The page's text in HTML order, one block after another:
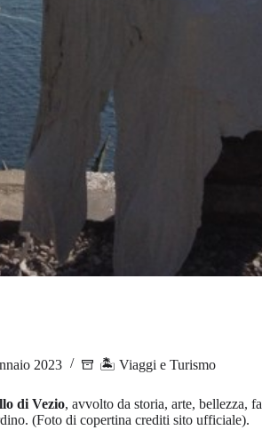
2023 🏝️ Viaggi e Turismo
di Vezio, avvolto da storia, arte, bellezza,
(Foto di copertina crediti sito ufficiale).